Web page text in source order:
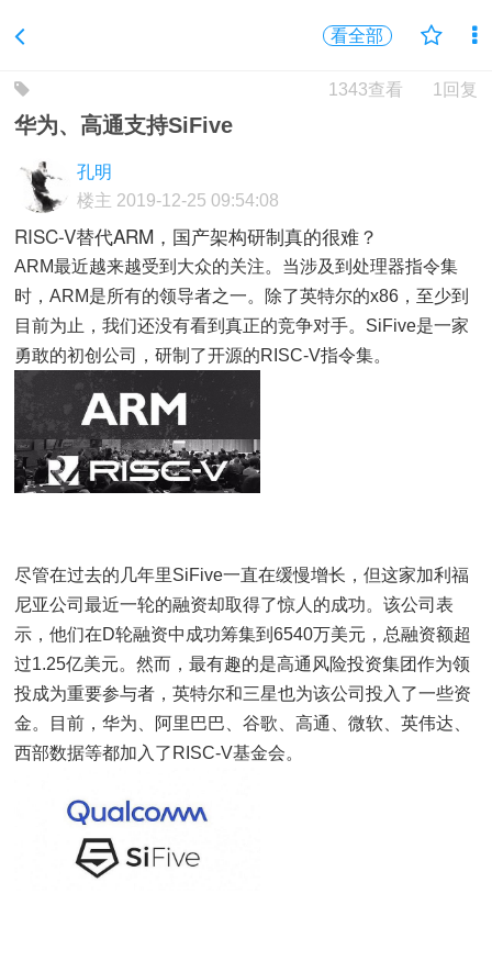
看全部
1回复
1343查看
华为、高通支持SiFive
孔明
楼主 2019-12-25 09:54:08
RISC-V替代ARM，国产架构研制真的很难？
ARM最近越来越受到大众的关注。当涉及到处理器指令集
时，ARM是所有的领导者之一。除了英特尔的x86，至少到
目前为止，我们还没有看到真正的竞争对手。SiFive是一家
勇敢的初创公司，研制了开源的RISC-V指令集。
尽管在过去的几年里SiFive一直在缓慢增长，但这家加利福
尼亚公司最近一轮的融资却取得了惊人的成功。该公司表
示，他们在D轮融资中成功筹集到6540万美元，总融资额超
过1.25亿美元。然而，最有趣的是高通风险投资集团作为领
投成为重要参与者，英特尔和三星也为该公司投入了一些资
金。目前，华为、阿里巴巴、谷歌、高通、微软、英伟达、
西部数据等都加入了RISC-V基金会。